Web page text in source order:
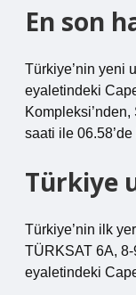
En son
Türkiye’nin yeni
eyaletindeki
saati ile 06.58’de
Türkiye
Türkiye’nin ilk
TÜRKSAT 6A, 8-
eyaletindeki